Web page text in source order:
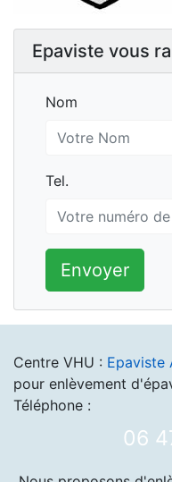
Epaviste vous
Nom
Nom
Tel.
Tel.
Envoyer
Centre VHU : Epaviste
pour enlèvement
Téléphone :
06